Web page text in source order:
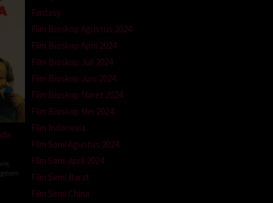
Fantasy
Film Bioskop Agustus 2024
Film Bioskop April 2024
Film Bioskop Juli 2024
Film Bioskop Juni 2024
Film Bioskop Maret 2024
Film Bioskop Mei 2024
Film Indonesia
Film Semi Agustus 2024
Film Semi April 2024
Film Semi Barat
Film Semi China